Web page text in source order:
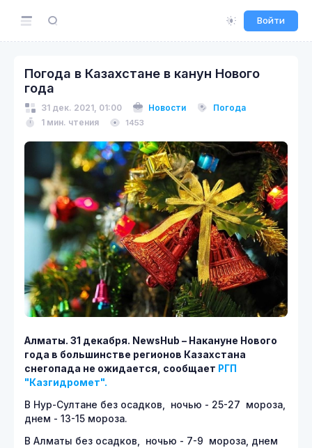
Войти
Погода в Казахстане в канун Нового
года
31 дек. 2021, 01:00 Новости
Погода
1 мин. чтения
1453
Алматы. 31 декабря. NewsHub – Накануне Нового
года в большинстве регионов Казахстана
снегопада не ожидается, сообщает РГП
"Казгидромет".
В Нур-Султане без осадков, ночью - 25-27 мороза,
днем - 13-15 мороза.
В Алматы без осадков, ночью - 7-9 мороза, днем